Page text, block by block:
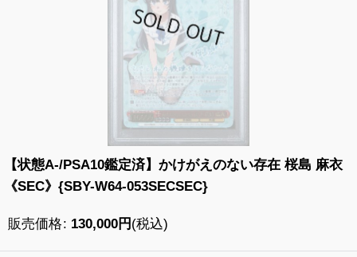
【状態A-/PSA10鑑定済】かけがえのない存在 桜島 麻衣
《SEC》{SBY-W64-053SECSEC}
販売価格: 130,000円 (税込)